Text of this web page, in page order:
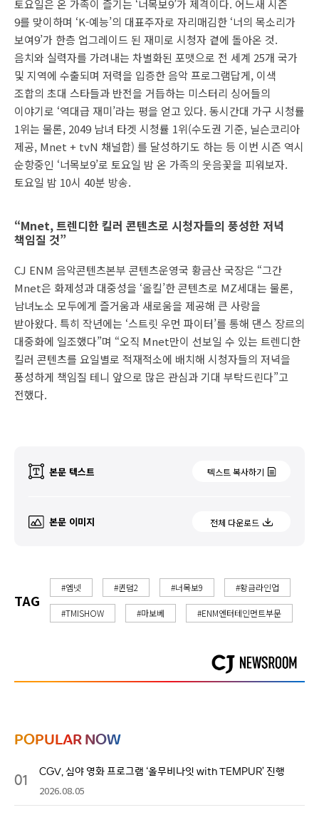
토요일은 온 가족이 즐기는 ‘너목보9’가 제격이다. 어느새 시즌
9를 맞이하며 ‘K-예능’의 대표주자로 자리매김한 ‘너의 목소리가
보여9’가 한층 업그레이드 된 재미로 시청자 곁에 돌아온 것.
음치와 실력자를 가려내는 차별화된 포맷으로 전 세계 25개 국가
및 지역에 수출되며 저력을 입증한 음악 프로그램답게, 이색
조합의 초대 스타들과 반전을 거듭하는 미스터리 싱어들의
이야기로 ‘역대급 재미’라는 평을 얻고 있다. 동시간대 가구 시청률
1위는 물론, 2049 남녀 타겟 시청률 1위(수도권 기준, 닐슨코리아
제공, Mnet + tvN 채널합) 를 달성하기도 하는 등 이번 시즌 역시
순항중인 ‘너목보9’로 토요일 밤 온 가족의 웃음꽃을 피워보자.
토요일 밤 10시 40분 방송.
“Mnet, 트렌디한 킬러 콘텐츠로 시청자들의 풍성한 저녁
책임질 것”
CJ ENM 음악콘텐츠본부 콘텐츠운영국 황금산 국장은 “그간
Mnet은 화제성과 대중성을 ‘올킬’한 콘텐츠로 MZ세대는 물론,
남녀노소 모두에게 즐거움과 새로움을 제공해 큰 사랑을
받아왔다. 특히 작년에는 ‘스트릿 우먼 파이터’를 통해 댄스 장르의
대중화에 일조했다”며 “오직 Mnet만이 선보일 수 있는 트렌디한
킬러 콘텐츠를 요일별로 적재적소에 배치해 시청자들의 저녁을
풍성하게 책임질 테니 앞으로 많은 관심과 기대 부탁드린다”고
전했다.
본문 텍스트 텍스트 복사하기
본문 이미지 전체 다운로드
TAG
#엠넷 #퀸덤2 #너목보9 #황금라인업
#TMISHOW #마보베 #ENM엔터테인먼트부문
POPULAR NOW
01 CGV, 심야 영화 프로그램 ‘올무비나잇 with TEMPUR’ 진행
2026.08.05